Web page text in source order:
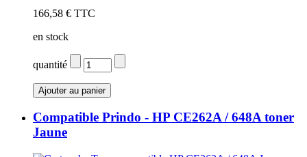
166,58 € TTC
en stock
quantité
Compatible Prindo - HP CE262A / 648A toner
Jaune